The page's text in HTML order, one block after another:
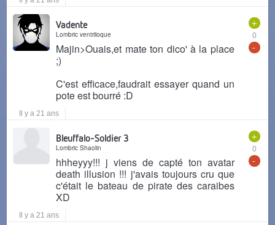
+
0
-
Vadente
Lombric ventriloque
Majin>Ouais,et mate ton dico' à la place
;)
C'est efficace,faudrait essayer quand un
pote est bourré :D
Il y a 21 ans
+
0
-
Bleuffalo-Soldier 3
Lombric Shaolin
hhheyyy!!! j viens de capté ton avatar
death illusion !!! j'avais toujours cru que
c'était le bateau de pirate des caraibes
XD
Il y a 21 ans